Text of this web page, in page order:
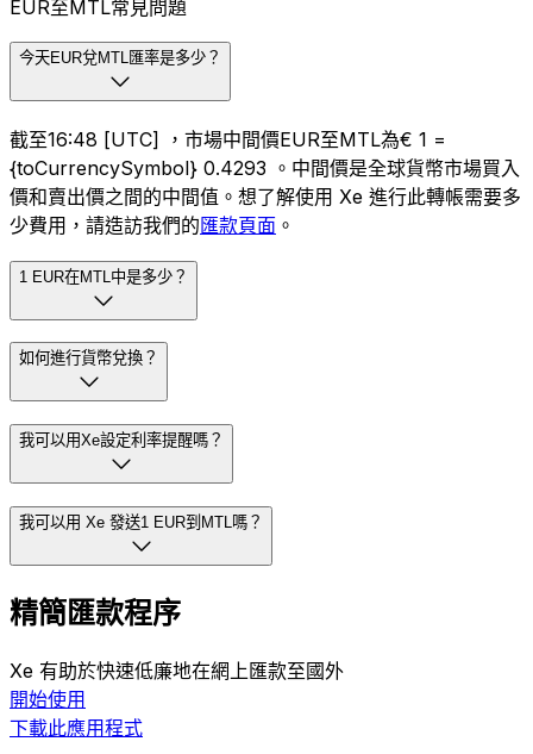
EUR至MTL常見問題
今天EUR兌MTL匯率是多少？
截至16:48 [UTC] ，市場中間價EUR至MTL為€ 1 =
{toCurrencySymbol} 0.4293 。中間價是全球貨幣市場買入
價和賣出價之間的中間值。想了解使用 Xe 進行此轉帳需要多
少費用，請造訪我們的匯款頁面 。
1 EUR在MTL中是多少？
如何進行貨幣兌換？
我可以用Xe設定利率提醒嗎？
我可以用 Xe 發送1 EUR到MTL嗎？
精簡匯款程序
Xe 有助於快速低廉地在網上匯款至國外
開始使用
下載此應用程式